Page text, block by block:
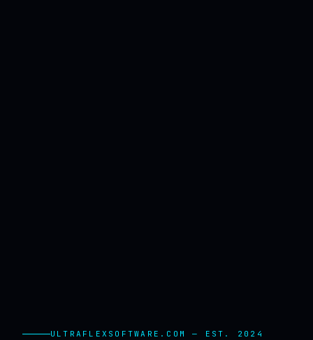
ULTRAFLEXSOFTWARE.COM — EST. 2024